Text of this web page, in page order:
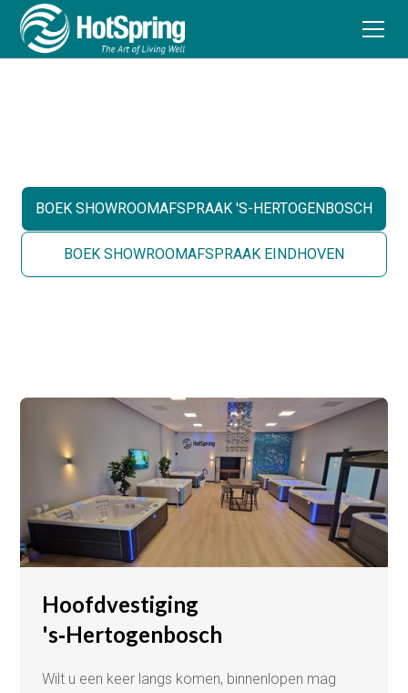
BOEK SHOWROOMAFSPRAAK 'S-HERTOGENBOSCH
BOEK SHOWROOMAFSPRAAK EINDHOVEN
Hoofdvestiging
's‑Hertogenbosch
Wilt u een keer langs komen, binnenlopen mag